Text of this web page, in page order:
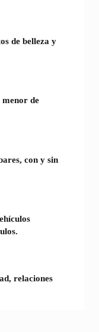
de belleza y
de
con y sin
relaciones